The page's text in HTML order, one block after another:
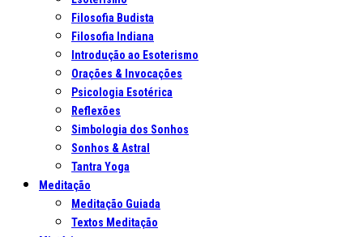
Filosofia Budista
Filosofia Indiana
Introdução ao Esoterismo
Orações & Invocações
Psicologia Esotérica
Reflexões
Simbologia dos Sonhos
Sonhos & Astral
Tantra Yoga
Meditação
Meditação Guiada
Textos Meditação